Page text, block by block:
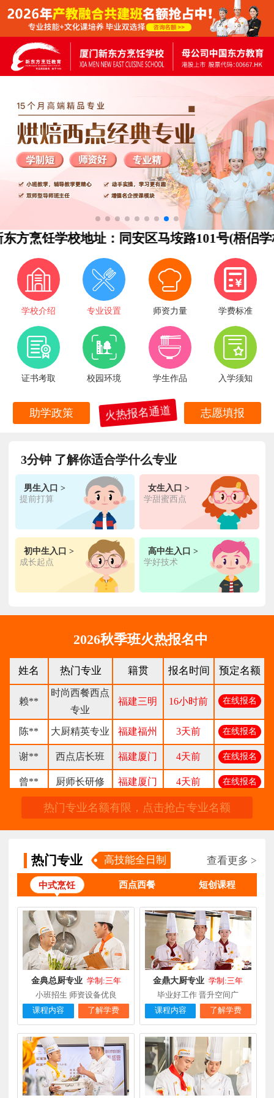
烹饪学校地址：同安区马垵路101号(梧侣学校
学校介绍 专业设置 师资力量 学费标准
证书考取 校园环境 学生作品 入学须知
助学政策 火热报名通道 志愿填报
3分钟 了解你适合学什么专业
男生入口 >
提前打算
女生入口 >
学甜蜜西点
初中生入口 >
成长起点
高中生入口 >
学好技术
2026秋季班火热报名中
姓名 热门专业 籍贯 报名时间 预定名额
金典总厨专业 福建厦门 在线报名
林** 金鼎大厨专业 福建漳州 1天前 在线报名
陈** 时尚西点专业 福建泉州 3天前 在线报名
张** 金领大厨专业 福建厦门 8小时前 在线报名
经典西点专业 福建龙岩 5天前
柯** 经典西点专业 福建厦门 1天前 在线报名
赖**
时尚西餐西点
专业
福建三明 16小时前 在线报名
陈** 大厨精英专业 福建福州 3天前 在线报名
谢** 西点店长班 福建厦门 4天前 在线报名
曾** 厨师长研修 福建厦门 4天前 在线报名
金典总厨专业 福建厦门 6小时前 在线报名
林** 金鼎大厨专业 福建漳州 1天前 在线报名
陈** 时尚西点专业 福建泉州 在线报名
张** 金领大厨专业 福建厦门 8小时前 在线报名
钟** 经典西点专业 福建龙岩 5天前 在线报名
柯** 经典西点专业 福建厦门 1天前 在线报名
赖**
时尚西餐西点
专业
福建三明 16小时前 在线报名
陈** 大厨精英专业 3天前 在线报名
谢** 西点店长班 福建厦门 4天前 在线报名
曾** 厨师长研修 福建厦门 4天前 在线报名
热门专业名额有限，点击抢占专业名额
热门专业 高技能全日制 查看更多 >
中式烹饪 西点西餐 短创课程
金典总厨专业 学制:三年
小班招生 师资设备优良
课程内容
了解学费
金鼎大厨专业 学制:三年
毕业好工作 晋升空间广
课程内容
了解学费